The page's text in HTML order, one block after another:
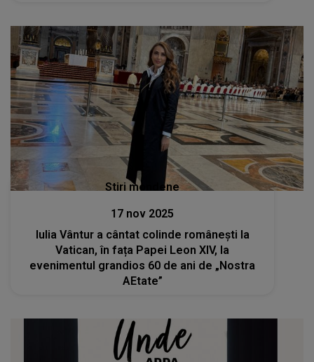
Stiri mondene
17 nov 2025
Iulia Vântur a cântat colinde românești la
Vatican, în fața Papei Leon XIV, la
evenimentul grandios 60 de ani de „Nostra
AEtate”